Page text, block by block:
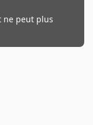
ne peut plus